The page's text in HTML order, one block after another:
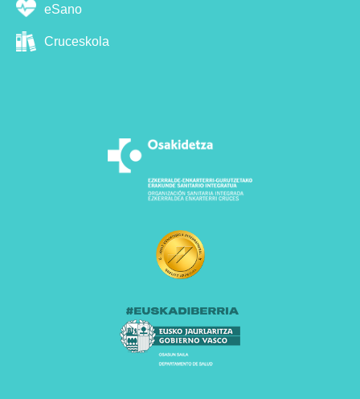
eSano
Cruceskola